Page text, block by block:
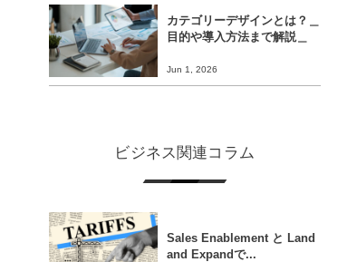
カテゴリーデザインとは？＿
目的や導入方法まで解説＿
Jun 1, 2026
ビジネス関連コラム
Sales Enablement と Land
and Expandで...